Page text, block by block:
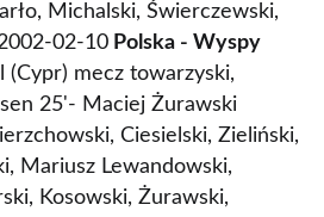
Michalski, Świerczewski,
02-10 Polska - Wyspy
(Cypr) mecz towarzyski,
25'- Maciej Żurawski
Ciesielski, Zieliński,
Mariusz Lewandowski,
Kosowski, Żurawski,